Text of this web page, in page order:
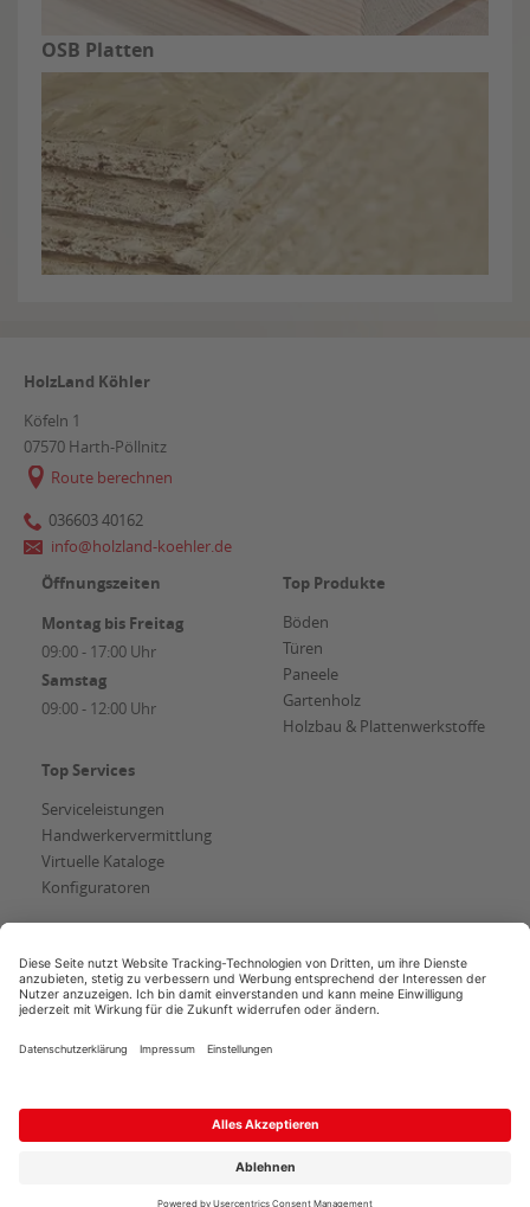
OSB Platten
HolzLand Köhler
Köfeln 1
07570 Harth-Pöllnitz
Route berechnen
036603 40162
info@holzland-koehler.de
Öffnungszeiten
Montag bis Freitag
09:00 - 17:00 Uhr
Samstag
09:00 - 12:00 Uhr
Top Produkte
Böden
Türen
Paneele
Gartenholz
Holzbau & Plattenwerkstoffe
Top Services
Serviceleistungen
Handwerkervermittlung
Virtuelle Kataloge
Konfiguratoren